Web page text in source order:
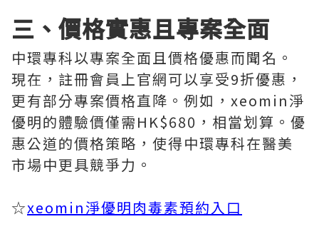
三、價格實惠且專案全面
中環專科以專案全面且價格優惠而聞名。
現在，註冊會員上官網可以享受9折優惠，
更有部分專案價格直降。例如，xeomin淨
優明的體驗價僅需HK$680，相當划算。優
惠公道的價格策略，使得中環專科在醫美
市場中更具競爭力。
☆xeomin淨優明肉毒素預約入口